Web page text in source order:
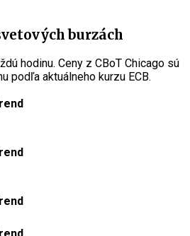
burzách
hodinu. Ceny z CBoT Chicago sú
podľa aktuálneho kurzu ECB.